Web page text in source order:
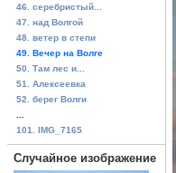
46. серебристый...
47. над Волгой
48. ветер в степи
49. Вечер на Волге
50. Там лес и...
51. Алексеевка
52. берег Волги
101. IMG_7165
Случайное изображение